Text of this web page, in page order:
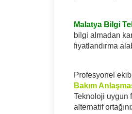
Malatya Bilgi
bilgi almadan
fiyatlandırma
Profesyonel
Bakım
Teknoloji uygun
alternatif